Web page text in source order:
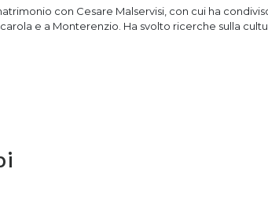
con Cesare Malservisi, con cui ha
e a Monterenzio. Ha svolto ricerche sulla